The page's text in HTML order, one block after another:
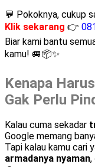
💬 Pokoknya, cukup
Klik sekarang 👉
Biar kami bantu
kamu! 🚐📦✨
Kenapa
Gak Perlu
Kalau cuma sekadar
Google memang
Tapi kalau kamu cari
armadanya nyaman,